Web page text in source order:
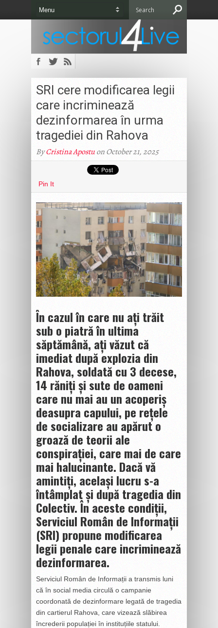
SRI cere modificarea legii
care incriminează
dezinformarea în urma
tragediei din Rahova
ByCristina Apostuon October 21, 2025
Pin It
În cazul în care nu ați trăit
sub o piatră în ultima
săptămână, ați văzut că
imediat după explozia din
Rahova, soldată cu 3 decese,
14 răniți și sute de oameni
care nu mai au un acoperiș
deasupra capului, pe rețele
de socializare au apărut o
groază de teorii ale
conspirației, care mai de care
mai halucinante. Dacă vă
amintiți, același lucru s-a
întâmplat și după tragedia din
Colectiv. În aceste condiții,
Serviciul Român de Informații
(SRI) propune modificarea
legii penale care incriminează
dezinformarea.
Serviciul Român de Informații a transmis luni
că în social media circulă o campanie
coordonată de dezinformare legată de tragedia
din cartierul Rahova, care vizează slăbirea
încrederii populației în instituțiile statului.